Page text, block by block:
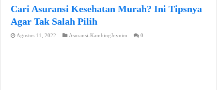
Cari Asuransi Kesehatan Murah? Ini Tipsnya
Agar Tak Salah Pilih
Agustus 11, 2022 Asuransi-KambingJoynim 0